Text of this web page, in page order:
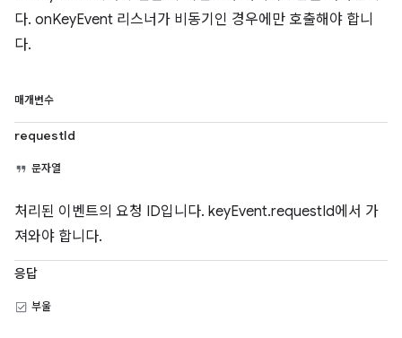
다. onKeyEvent 리스너가 비동기인 경우에만 호출해야 합니
다.
매개변수
requestId
문자열
처리된 이벤트의 요청 ID입니다. keyEvent.requestId에서 가
져와야 합니다.
응답
부울